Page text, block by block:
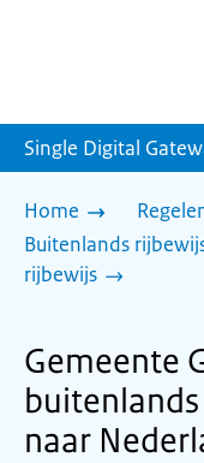
Single Digital
Home
Buitenlands
rijbewijs
Gemeente
naar